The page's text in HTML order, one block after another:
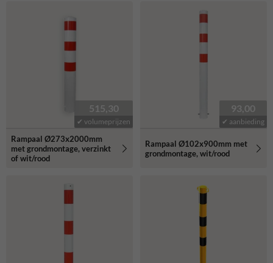
515,30
✔ volumeprijzen
Rampaal Ø273x2000mm
met grondmontage, verzinkt
of wit/rood
93,00
✔ aanbieding
Rampaal Ø102x900mm met
grondmontage, wit/rood